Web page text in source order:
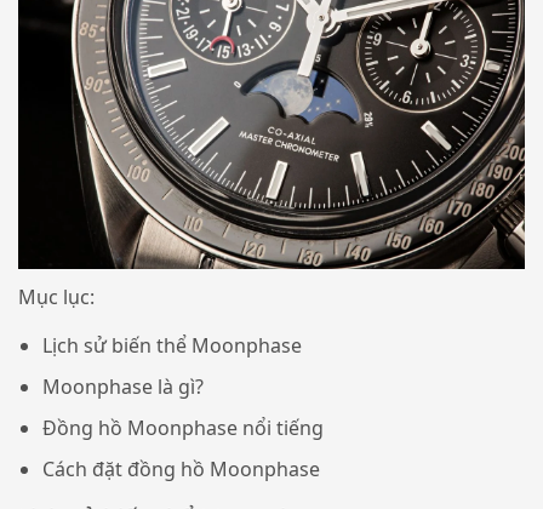
Mục lục:
Lịch sử biến thể Moonphase
Moonphase là gì?
Đồng hồ Moonphase nổi tiếng
Cách đặt đồng hồ Moonphase